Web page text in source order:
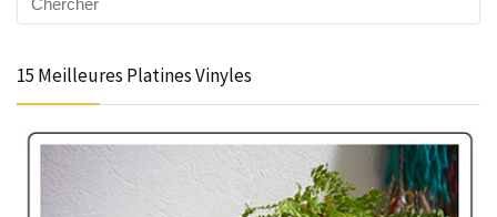
15 Meilleures Platines Vinyles